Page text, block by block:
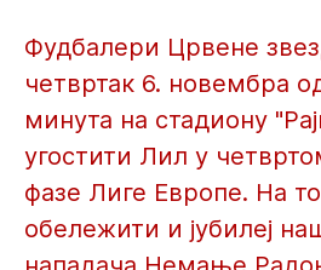
Фудбалери Црвене
четвртак 6. новембра
минута на стадиону
угостити Лил у
фазе Лиге Европе. На
обележити и јубилеј